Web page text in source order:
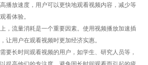
播放速度，用户可以更快地观看视频内容，减少等
看体验。
，流量消耗是一个重要因素。使用视频播放加速插
让用户在观看视频时更加经济实惠。
要长时间观看视频的用户，如学生、研究人员等，